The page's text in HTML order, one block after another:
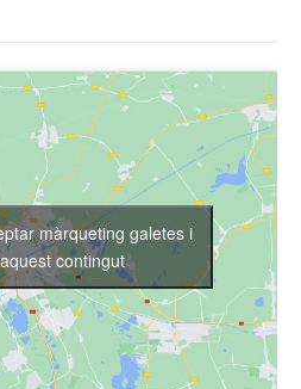
màrqueting galetes i
contingut